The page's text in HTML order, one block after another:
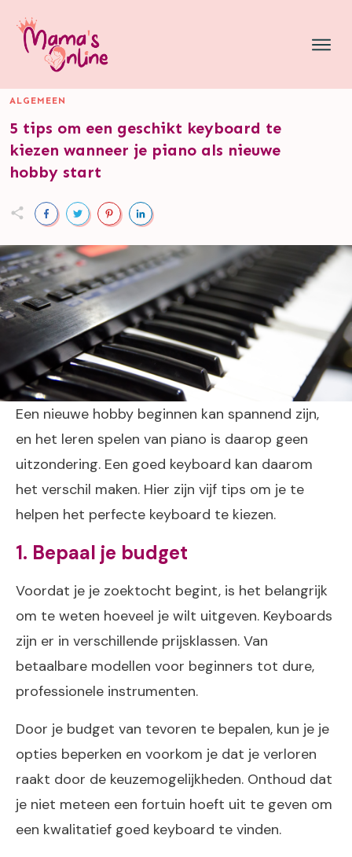
ALGEMEEN
5 tips om een geschikt keyboard te
kiezen wanneer je piano als nieuwe
hobby start
Een nieuwe hobby beginnen kan spannend zijn,
en het leren spelen van piano is daarop geen
uitzondering. Een goed keyboard kan daarom
het verschil maken. Hier zijn vijf tips om je te
helpen het perfecte keyboard te kiezen.
1. Bepaal je budget
Voordat je je zoektocht begint, is het belangrijk
om te weten hoeveel je wilt uitgeven. Keyboards
zijn er in verschillende prijsklassen. Van
betaalbare modellen voor beginners tot dure,
professionele instrumenten.
Door je budget van tevoren te bepalen, kun je je
opties beperken en voorkom je dat je verloren
raakt door de keuzemogelijkheden. Onthoud dat
je niet meteen een fortuin hoeft uit te geven om
een kwalitatief goed keyboard te vinden.